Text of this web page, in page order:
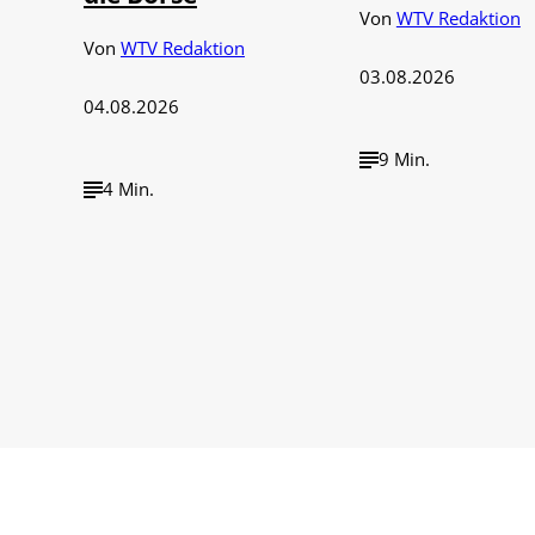
Von WTV Redaktion
04.08.2026
4 Min.
Von WTV Redaktion
03.08.2026
9 Min.